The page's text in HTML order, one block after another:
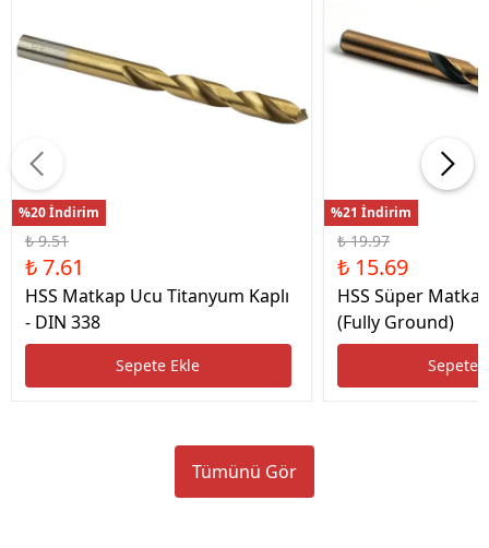
%20 İndirim
₺ 9.51
₺ 7.61
HSS Matkap Ucu Titanyum Kaplı
- DIN 338
Sepete Ekle
%21 İndirim
₺ 19.97
₺ 15.69
HSS Süper
(Fully Ground)
Sepete
Tümünü Gör